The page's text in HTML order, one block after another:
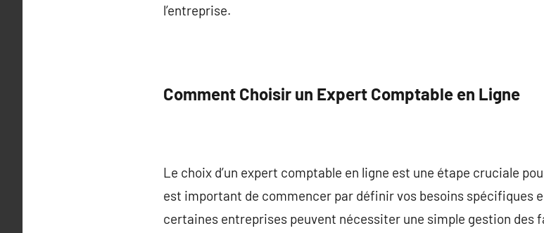
l’entreprise.
Comment Choisir un Expert Comptable en Ligne
Le choix d’un expert comptable en ligne est une étape cruciale
est important de commencer par définir vos besoins spécifiques
certaines entreprises peuvent nécessiter une simple gestion des